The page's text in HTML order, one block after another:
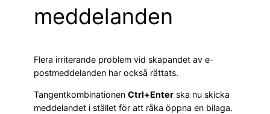
meddelanden
Flera irriterande problem vid skapandet av e-
postmeddelanden har också rättats.
Tangentkombinationen Ctrl+Enter ska nu skicka
meddelandet i stället för att råka öppna en bilaga.